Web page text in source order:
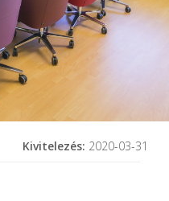
Kivitelezés: 2020-03-31